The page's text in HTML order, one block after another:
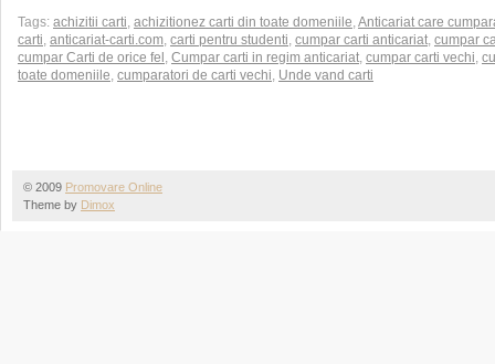
Tags: achizitii carti, achizitionez carti din toate domeniile,Anticariat care
carti, anticariat-carti.com, carti pentru studenti, cumpar carti anticariat, cumpar
cumpar Carti de orice fel , Cumpar carti in regim anticariat, cumpar carti vechi,
toate domeniile, cumparatori de carti vechi, Unde vand carti
© 2009 Promovare Online
Theme by Dimox